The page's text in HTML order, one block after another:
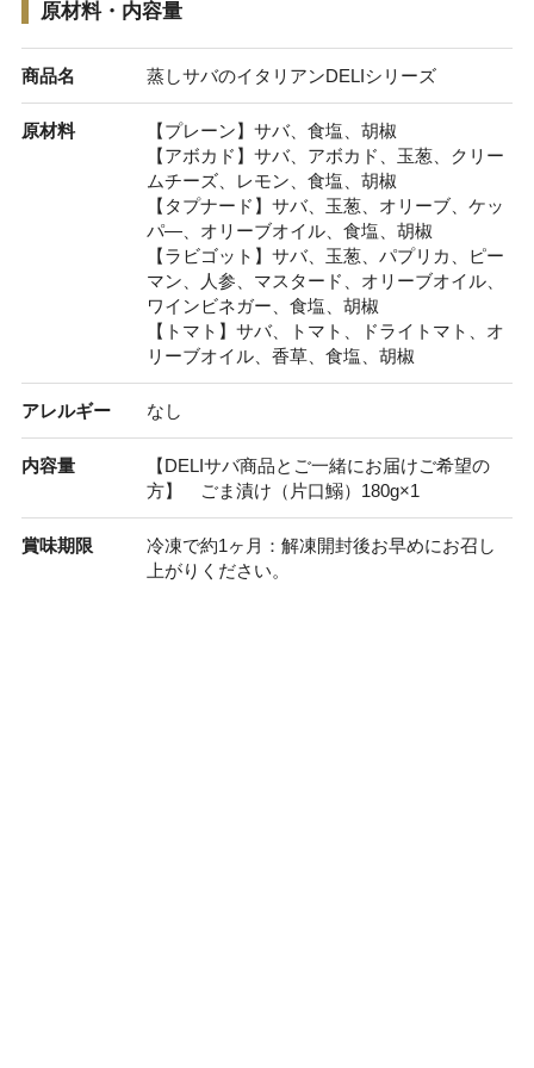
原材料・内容量
商品名 蒸しサバのイタリアンDELIシリーズ
原材料
【プレーン】サバ、食塩、胡椒
【アボカド】サバ、アボカド、玉葱、クリー
ムチーズ、レモン、食塩、胡椒
【タプナード】サバ、玉葱、オリーブ、ケッ
パ―、オリーブオイル、食塩、胡椒
【ラビゴット】サバ、玉葱、パプリカ、ピー
マン、人参、マスタード、オリーブオイル、
ワインビネガー、食塩、胡椒
【トマト】サバ、トマト、ドライトマト、オ
リーブオイル、香草、食塩、胡椒
アレルギー なし
内容量
【DELIサバ商品とご一緒にお届けご希望の
方】 ごま漬け（片口鰯）180g×1
賞味期限
冷凍で約1ヶ月：解凍開封後お早めにお召し
上がりください。